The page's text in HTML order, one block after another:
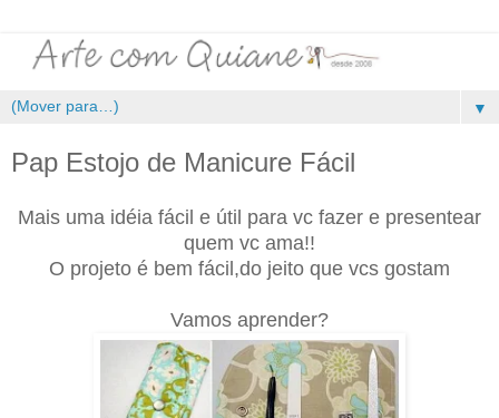
▼
Pap Estojo de Manicure Fácil
Mais uma idéia fácil e útil para vc fazer e presentear
quem vc ama!!
O projeto é bem fácil,do jeito que vcs gostam
Vamos aprender?